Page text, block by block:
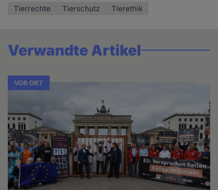
Tierrechte Tierschutz Tierethik
Verwandte Artikel
VOR ORT